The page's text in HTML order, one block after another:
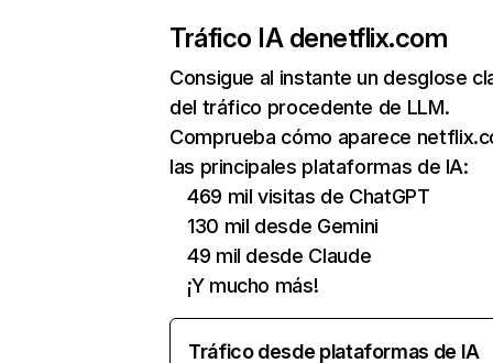
Tráfico IA denetflix.com
Consigue al instante un desglose
del tráfico procedente de LLM.
Comprueba cómo aparece
las principales plataformas de IA:
469 mil visitas de ChatGPT
130 mil desde Gemini
49 mil desde Claude
¡Y mucho más!
Tráfico desde plataformas de IA